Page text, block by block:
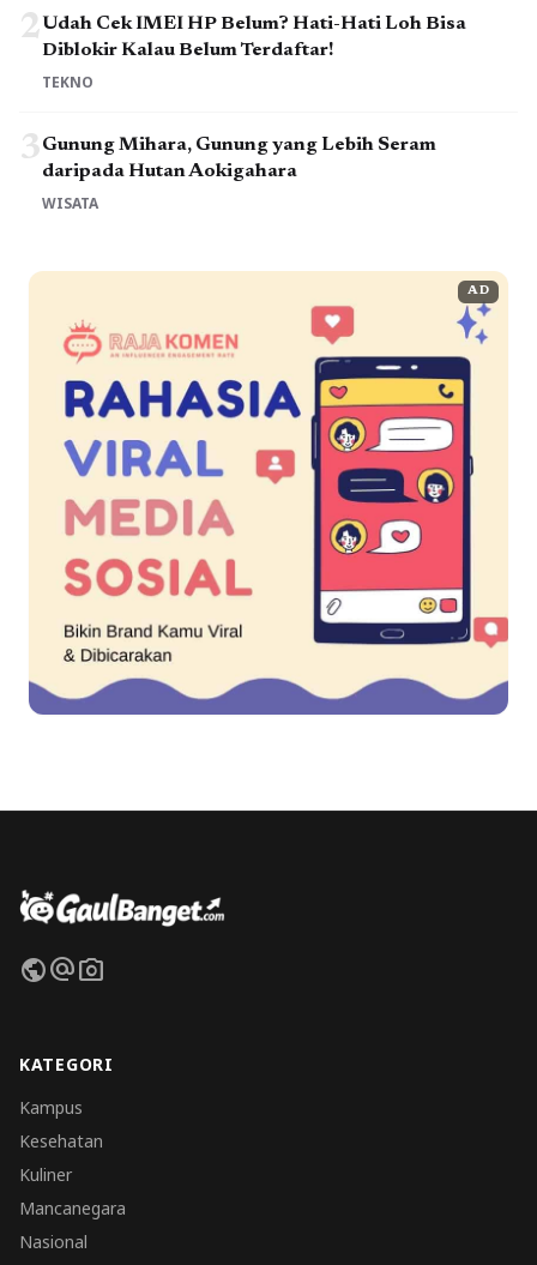
2Udah Cek IMEI HP Belum? Hati-Hati Loh Bisa
Diblokir Kalau Belum Terdaftar!
TEKNO
3Gunung Mihara, Gunung yang Lebih Seram
daripada Hutan Aokigahara
WISATA
AD
publicalternate_emailphoto_camera
KATEGORI
Kampus
Kesehatan
Kuliner
Mancanegara
Nasional